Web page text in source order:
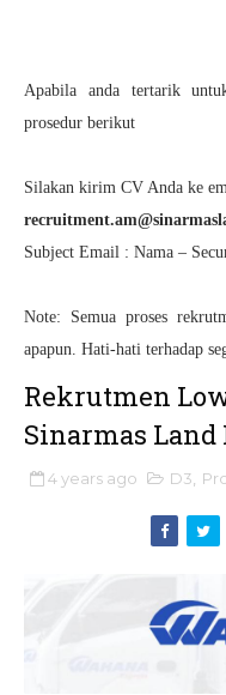
Apabila anda tertarik
prosedur berikut
Silakan kirim CV Anda ke
Subject Email : Nama –
Note: Semua proses
apapun. Hati-hati terhadap
Rekrutmen
Sinarmas Land
4 years ago D3